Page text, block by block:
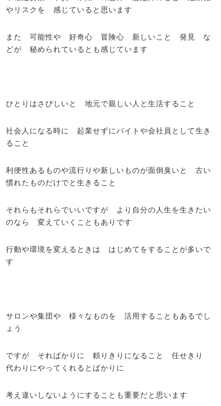
やリスクを 感じていると思います
また 可能性や 好奇心 冒険心 新しいこと 発見 な
どが 秘められているとも感じています
ひとりはさびしいと 地元で親しい人と生活すること
社会人になる時に 起業せずにバイトや会社員として生き
ること
利便性あるものや流行りや新しいものが面倒臭いと 古い
慣れたものだけでと生きること
それらもそれらでいいですが より自分の人生を生きたい
のなら 変えていくこともありです
行動や環境を変えるときは はじめてをすることが多いで
す
サロンや集団や 様々なものを 活用することもあるでし
ょう
ですが そればかりに 頼りきりになること 任せきり
代わりにやってくれるとばかりに
考え違いしないようにすることも重要だと思います